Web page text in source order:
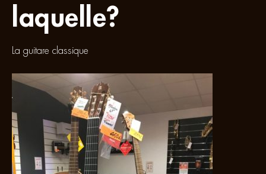
laquelle?
La guitare classique